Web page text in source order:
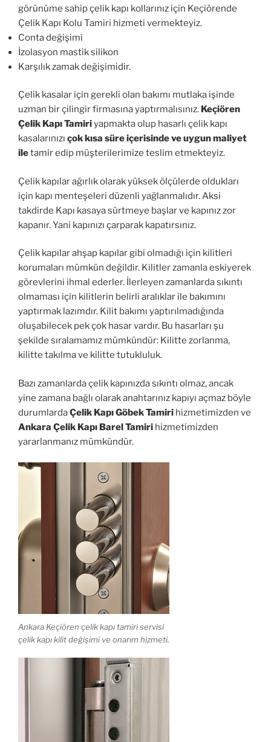
görünüme sahip çelik kapı kollarınız için Keçiörende
Çelik Kapı Kolu Tamiri hizmeti vermekteyiz.
Conta değişimi
İzolasyon mastik silikon
Karşılık zamak değişimidir.
Çelik kasalar için gerekli olan bakımı mutlaka işinde
uzman bir çilingir firmasına yaptırmalısınız. Keçiören
Çelik Kapı Tamiriyapmakta olup hasarlı çelik kapı
kasalarınızı çok kısa süre içerisinde ve uygun maliyet
iletamir edip müşterilerimize teslim etmekteyiz.
Çelik kapılar ağırlık olarak yüksek ölçülerde oldukları
için kapı menteşeleri düzenli yağlanmalıdır. Aksi
takdirde Kapı kasaya sürtmeye başlar ve kapınız zor
kapanır. Yani kapınızı çarparak kapatırsınız.
Çelik kapılar ahşap kapılar gibi olmadığı için kilitleri
korumaları mümkün değildir. Kilitler zamanla eskiyerek
görevlerini ihmal ederler. İlerleyen zamanlarda sıkıntı
olmaması için kilitlerin belirli aralıklar ile bakımını
yaptırmak lazımdır. Kilit bakımı yaptırılmadığında
oluşabilecek pek çok hasar vardır. Bu hasarları şu
şekilde sıralamamız mümkündür: Kilitte zorlanma,
kilitte takılma ve kilitte tutukluluk.
Bazı zamanlarda çelik kapınızda sıkıntı olmaz, ancak
yine zamana bağlı olarak anahtarınız kapıyı açmaz böyle
durumlardaÇelik Kapı Göbek Tamiri hizmetimizden ve
Ankara Çelik Kapı Barel Tamiri hizmetimizden
yararlanmanız mümkündür.
Ankara Keçiören çelik kapı tamiri servisi
çelik kapı kilit değişimi ve onarım hizmeti.